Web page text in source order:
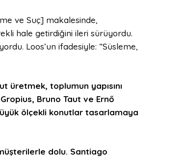
ve Suç] makalesinde,
hale getirdiğini ileri sürüyordu.
Loos’un ifadesiyle: “Süsleme,
üretmek, toplumun yapısını
Bruno Taut ve Ernő
ölçekli konutlar tasarlamaya
dolu. Santiago